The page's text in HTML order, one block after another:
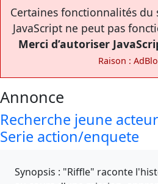
Certaines fonctionnalités du
JavaScript ne peut pas
Merci d’autoriser
Raison :
Annonce
Recherche jeune
Serie action/enquete
Synopsis : "Riffle" raconte